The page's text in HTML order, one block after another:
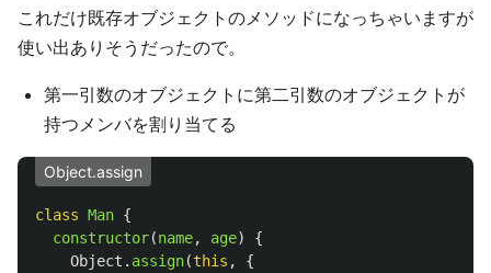
これだけ既存オブジェクトのメソッドになっちゃいますが
使い出ありそうだったので。
第一引数のオブジェクトに第二引数のオブジェクトが
持つメンバを割り当てる
Object.assign
class Man {
constructor(name, age)
{
Object . assign(this ,
{